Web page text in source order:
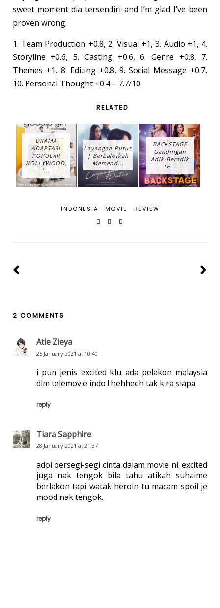
sweet moment dia tersendiri and I’m glad I’ve been
proven wrong.
1. Team Production +0.8, 2. Visual +1, 3. Audio +1, 4.
Storyline +0.6, 5. Casting +0.6, 6. Genre +0.8, 7.
Themes +1, 8. Editing +0.8, 9. Social Message +0.7,
10. Personal Thought +0.4 = 7.7/10
RELATED
DRAMA
ADAPTASI
POPULAR
HOLLYWOOD,
‘...
Layangan Putus
| Berbaloikah
Memend...
BACKSTAGE
Gandingan
Adik-Beradik
Te...
INDONESIA · MOVIE · REVIEW
2 COMMENTS
Atie Zieya
25 January 2021 at 10:40
i pun jenis excited klu ada pelakon malaysia
dlm telemovie indo ! hehheeh tak kira siapa
reply
Tiara Sapphire
28 January 2021 at 21:37
adoi bersegi-segi cinta dalam movie ni. excited
juga nak tengok bila tahu atikah suhaime
berlakon tapi watak heroin tu macam spoil je
mood nak tengok.
reply